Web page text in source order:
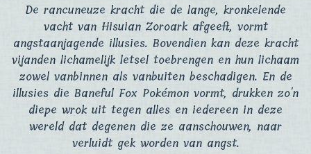
De rancuneuze kracht die de lange, kronkelende
vacht van Hisuian Zoroark afgeeft, vormt
angstaanjagende illusies. Bovendien kan deze kracht
vijanden lichamelijk letsel toebrengen en hun lichaam
zowel vanbinnen als vanbuiten beschadigen. En de
illusies die Baneful Fox Pokémon vormt, drukken zo'n
diepe wrok uit tegen alles en iedereen in deze
wereld dat degenen die ze aanschouwen, naar
verluidt gek worden van angst.